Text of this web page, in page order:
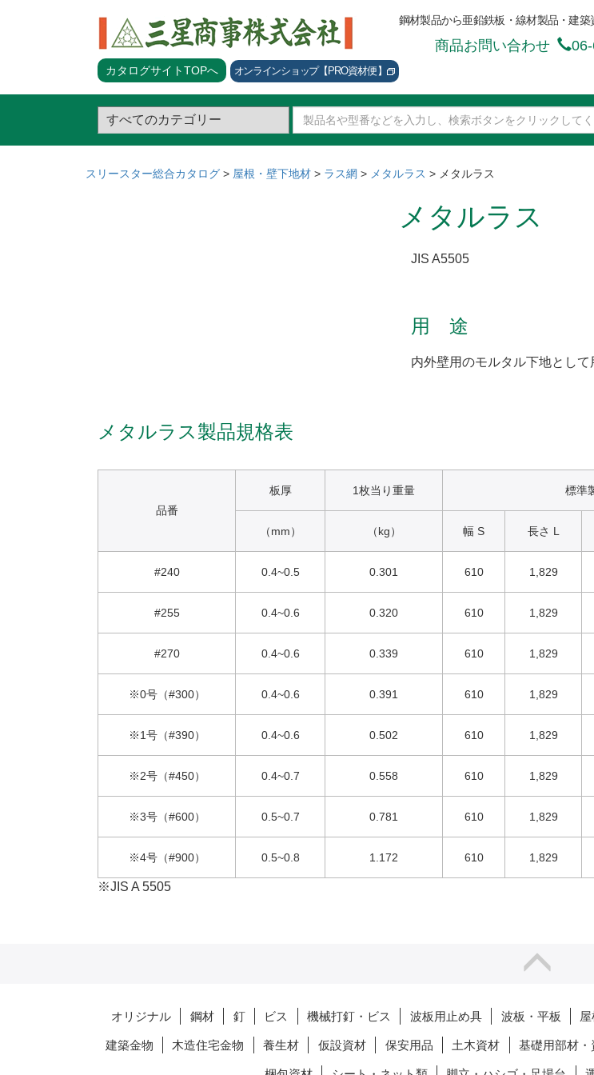
カタログサイトTOPへ オンラインショップ【PRO資材便】
鋼材製品から亜鉛鉄板・線材製品・建
商品お問い合わせ
スリースター総合カタログ > 屋根・壁下地材 > ラス網 > メタルラス > メタルラス
メタルラス
JIS A5505
用 途
内外壁用のモルタル下地として
メタルラス製品規格表
品番
板厚 1枚当り重量 標準
（mm） （kg） 幅 S 長さ L
#240 0.4~0.5 0.301 610 1,829
#255 0.4~0.6 0.320 610 1,829
#270 0.4~0.6 0.339 610 1,829
※0号（#300） 0.4~0.6 0.391 610 1,829
※1号（#390） 0.4~0.6 0.502 610 1,829
※2号（#450） 0.4~0.7 0.558 610 1,829
※3号（#600） 0.5~0.7 0.781 610 1,829
※4号（#900） 0.5~0.8 1.172 610 1,829
※JIS A 5505
オリジナル 鋼材 釘 ビス 機械打釘・ビス 波板用止め具 波板・平板
建築金物 木造住宅金物 養生材 仮設資材 保安用品 土木資材 基礎用部材・